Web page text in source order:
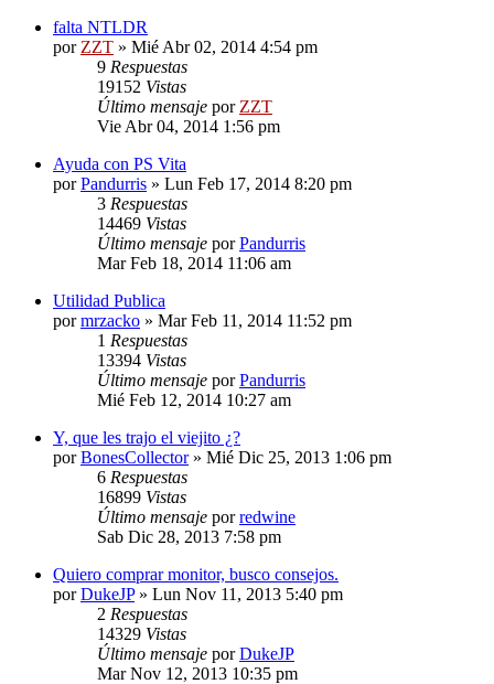
falta NTLDR
por ZZT » Mié Abr 02, 2014 4:54 pm
9 Respuestas
19152 Vistas
Último mensaje por ZZT
Vie Abr 04, 2014 1:56 pm
Ayuda con PS Vita
porPandurris » Lun Feb 17, 2014 8:20 pm
3 Respuestas
14469 Vistas
Último mensaje porPandurris
Mar Feb 18, 2014 11:06 am
Utilidad Publica
pormrzacko » Mar Feb 11, 2014 11:52 pm
1 Respuestas
13394 Vistas
Último mensaje porPandurris
Mié Feb 12, 2014 10:27 am
Y, que les trajo el viejito ¿?
porBonesCollector» Mié Dic 25, 2013 1:06 pm
6 Respuestas
16899 Vistas
Último mensaje porredwine
Sab Dic 28, 2013 7:58 pm
Quiero comprar monitor, busco consejos.
porDukeJP» Lun Nov 11, 2013 5:40 pm
2 Respuestas
14329 Vistas
Último mensaje porDukeJP
Mar Nov 12, 2013 10:35 pm